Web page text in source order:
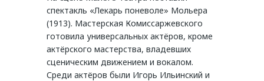
спектакль «Лекарь поневоле» Мольера
(1913). Мастерская Комиссаржевского
готовила универсальных актёров, кроме
актёрского мастерства, владевших
сценическим движением и вокалом.
Среди актёров были Игорь Ильинский и